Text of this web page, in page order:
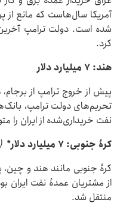
آمریکا سال‌هاست که مانع از
شده است. دولت ترامپ آخرین
کرد.
هند: ۷ میلیارد دلار
پیش از خروج ترامپ از
تحریم‌های دولت ترامپ،
نفت خریداری‌شده از ایران را
کرهٔ جنوبی: ۷ میلیارد دلار
*
کرهٔ جنوبی مانند هند و چین،
منتقل شد.